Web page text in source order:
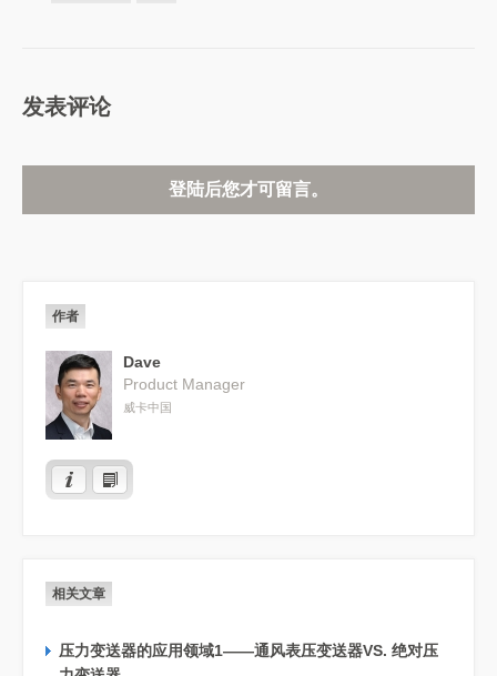
发表评论
登陆后您才可留言。
作者
Dave
Product Manager
威卡中国
相关文章
压力变送器的应用领域1——通风表压变送器VS. 绝对压